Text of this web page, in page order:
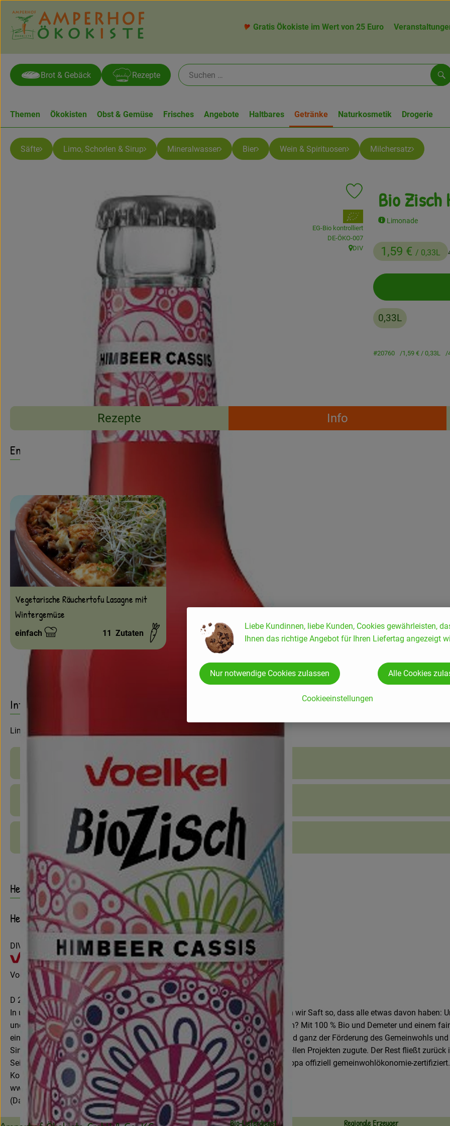
Gratis Ökokiste im Wert von 25 Euro
Brot & Gebäck Rezepte
Themen Ökokisten Obst & Gemüse Frisches Angebote Haltbares Getränke Naturkosmetik Drogerie
Säfte Limo, Schorlen & Sirup Mineralwasser Bier Wein & Spirituosen Milchersatz
Bio Zisch
Limonade
1,59 € / 0,33L
Produkt zu Favouriten
, Verband:
EG-Bio kontrolliert
, Kontrollstelle:
DE-ÖKO-007
, Herkunft:
DIV
0,33L
#20760 1,59 € / 0,33L
Rezepte Info
Entdecke passende Rezepte
Vegetarische Räuchertofu Lasagne mit
Wintergemüse
Schwierigkeit:
einfach 11 Zutaten
Rezept zu Favouriten hinzufügen
Info
Limonade
Produktinformationen
Produktdatenblatt
Herkunft
Hersteller: Voelkel
DIV
Voelkel GmbH
D 29478 Höhbeck
In unserer familiengeführten Naturkostsafterei im Norden Deutschlands machen wir Saft so, dass alle etwas davon haben:
und besonders die Natur – und das seit mehr als 85 Jahren. Wie wir das machen? Mit 100 % Bio und Demeter und einem
einiger Weniger, sondern gehört zwei gemeinnützigen Stiftungen, die sich voll und ganz der Förderung des Gemeinwohls
Sinne kommt ein fester Teil unseres Gewinns ökologischen, sozialen und kulturellen Projekten zugute. Der Rest fließt
Seit 2020 sind wir als eines von wenigen mittelständischen Unternehmen in Europa offiziell gemeinwohlökonomie-zertifiziert.
Kontrollnummer DE-NI-007-05193-BCD
www.voelkeljuice.de
(Daten von Ecoinform)
Bio-Lieferdienst Regionale Erzeuger
Liebe Kundinnen, liebe Kunden, Cookies gewährleisten,
Ihnen das richtige Angebot für Ihren Liefertag angezeigt
Cookieeinstellungen
Nur notwendige Cookies zulassen Alle Cookies